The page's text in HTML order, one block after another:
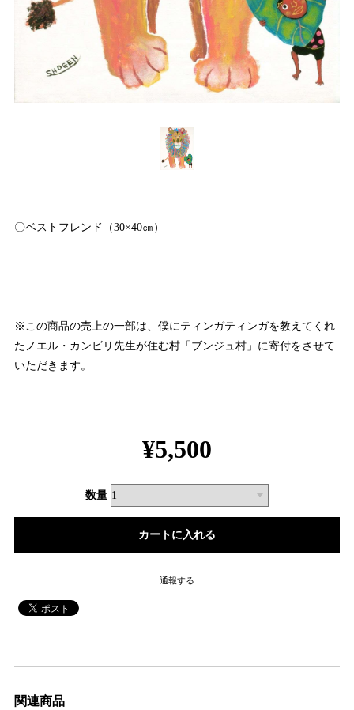
〇ベストフレンド（30×40㎝）
※この商品の売上の一部は、僕にティンガティンガを教えてくれ
たノエル・カンビリ先生が住む村「ブンジュ村」に寄付をさせて
いただきます。
¥5,500
数量
通報する
関連商品